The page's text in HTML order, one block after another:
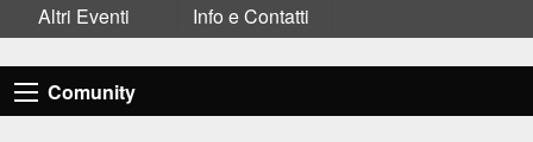
Altri Eventi
Info e Contatti
Comunity